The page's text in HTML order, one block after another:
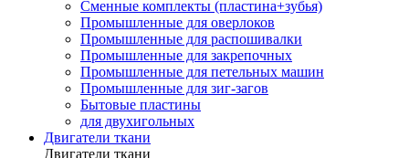
Сменные комплекты (пластина+зубья)
Промышленные для оверлоков
Промышленные для распошивалки
Промышленные для закрепочных
Промышленные для петельных машин
Промышленные для зиг-загов
Бытовые пластины
для двухигольных
Двигатели ткани
Двигатели ткани